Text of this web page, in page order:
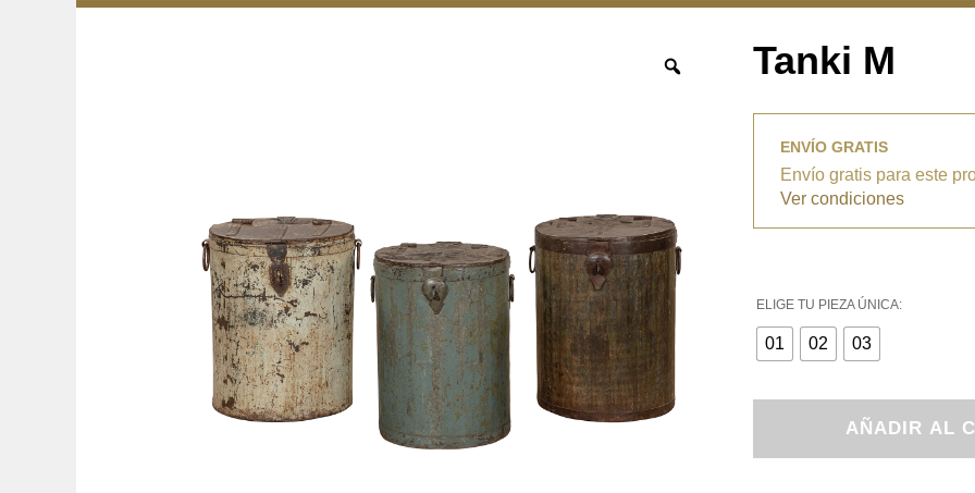
Tanki M
ENVÍO GRATIS
Envío gratis para este
Ver condiciones
ELIGE TU PIEZA ÚNICA:
01 02 03
cantidad
AÑADIR AL